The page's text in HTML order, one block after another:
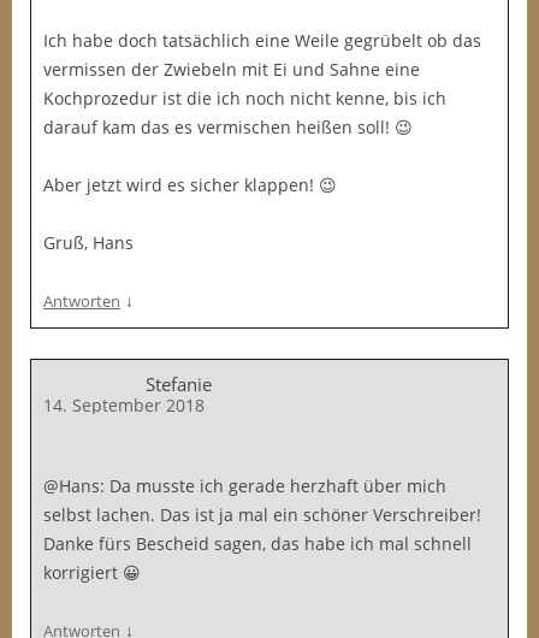
Ich habe doch tatsächlich eine Weile gegrübelt ob das
vermissen der Zwiebeln mit Ei und Sahne eine
Kochprozedur ist die ich noch nicht kenne, bis ich
darauf kam das es vermischen heißen soll! 😉
Aber jetzt wird es sicher klappen! 😉
Gruß, Hans
Antworten ↓
Stefanie
14. September 2018
@Hans: Da musste ich gerade herzhaft über mich
selbst lachen. Das ist ja mal ein schöner Verschreiber!
Danke fürs Bescheid sagen, das habe ich mal schnell
korrigiert 😀
Antworten ↓